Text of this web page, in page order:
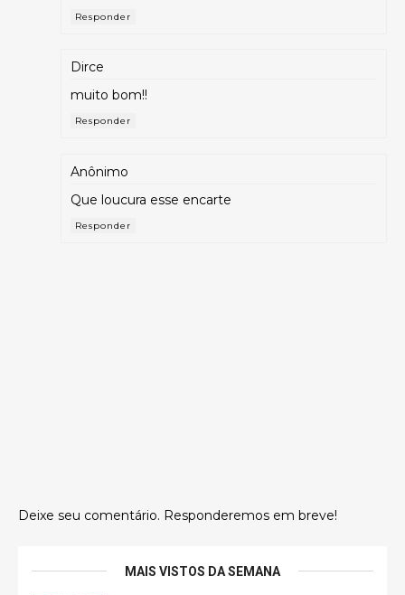
Responder
Dirce
muito bom!!
Responder
Anônimo
Que loucura esse encarte
Responder
Deixe seu comentário. Responderemos em breve!
MAIS VISTOS DA SEMANA